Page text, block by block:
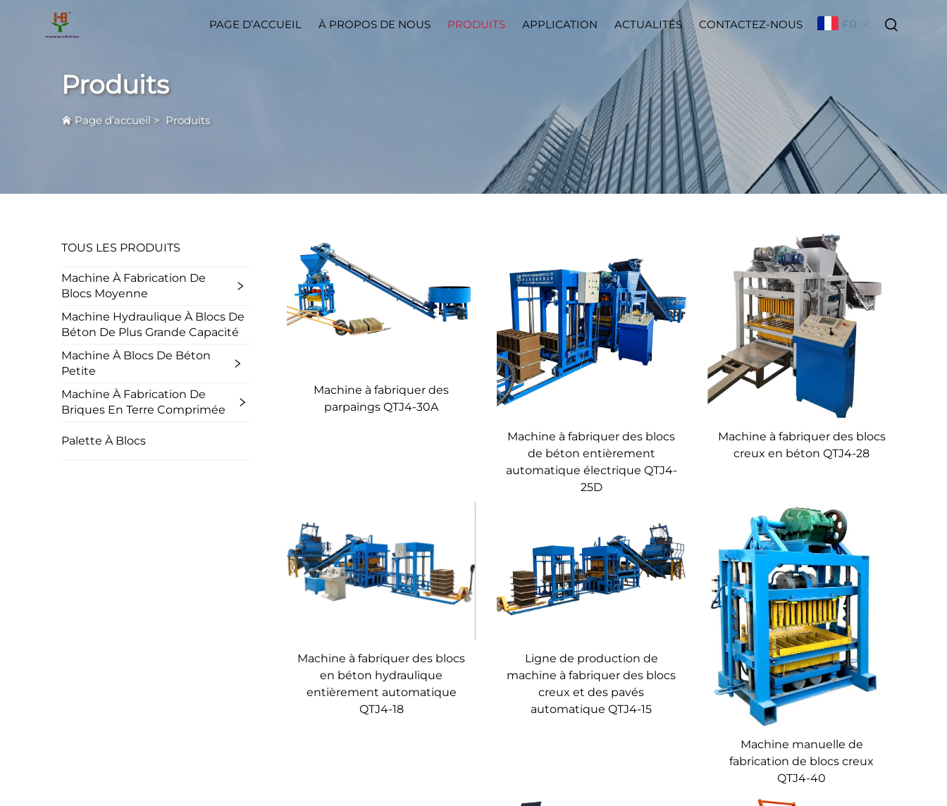
PAGE D’ACCUEIL À PROPOS DE NOUS PRODUITS APPLICATION ACTUALITÉS CONTACTEZ-NOUS FR
Produits
Page d’accueil > Produits
TOUS LES PRODUITS
Machine À Fabrication De
Blocs Moyenne
Machine Hydraulique À Blocs De
Béton De Plus Grande Capacité
Machine À Blocs De Béton
Petite
Machine À Fabrication De
Briques En Terre Comprimée
Palette À Blocs
Machine à fabriquer des
parpaings QTJ4-30A
Machine à fabriquer des blocs
de béton entièrement
automatique électrique QTJ4-
25D
Machine à fabriquer des blocs
creux en béton QTJ4-28
Machine à fabriquer des blocs
en béton hydraulique
entièrement automatique
QTJ4-18
Ligne de production de
machine à fabriquer des blocs
creux et des pavés
automatique QTJ4-15
Machine manuelle de
fabrication de blocs creux
QTJ4-40